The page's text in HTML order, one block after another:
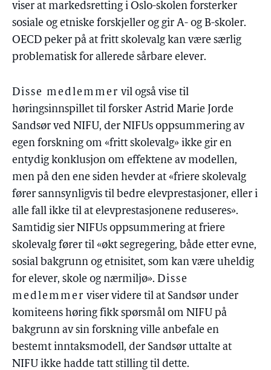
viser at markedsretting i Oslo-skolen forsterker
sosiale og etniske forskjeller og gir A- og B-skoler.
OECD peker på at fritt skolevalg kan være særlig
problematisk for allerede sårbare elever.
Disse medlemmer vil også vise til
høringsinnspillet til forsker Astrid Marie Jorde
Sandsør ved NIFU, der NIFUs oppsummering av
egen forskning om «fritt skolevalg» ikke gir en
entydig konklusjon om effektene av modellen,
men på den ene siden hevder at «friere skolevalg
fører sannsynligvis til bedre elevprestasjoner, eller i
alle fall ikke til at elevprestasjonene reduseres».
Samtidig sier NIFUs oppsummering at friere
skolevalg fører til «økt segregering, både etter evne,
sosial bakgrunn og etnisitet, som kan være uheldig
for elever, skole og nærmiljø». Disse
medlemmer viser videre til at Sandsør under
komiteens høring fikk spørsmål om NIFU på
bakgrunn av sin forskning ville anbefale en
bestemt inntaksmodell, der Sandsør uttalte at
NIFU ikke hadde tatt stilling til dette.